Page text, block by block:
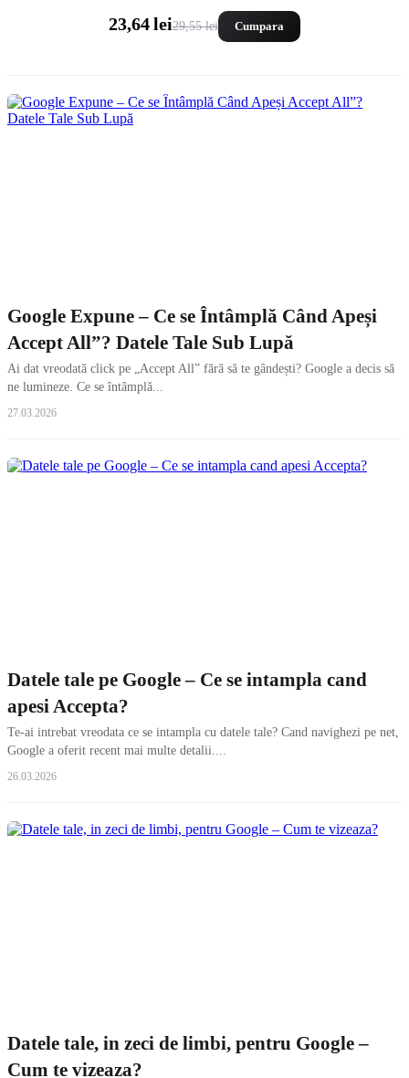
23,64 lei29,55 lei Cumpara
Google Expune – Ce se Întâmplă Când Apeși
Accept All”? Datele Tale Sub Lupă
Ai dat vreodată click pe „Accept All” fără să te gândești? Google a decis să
ne lumineze. Ce se întâmplă...
27.03.2026
Datele tale pe Google – Ce se intampla cand
apesi Accepta?
Te-ai intrebat vreodata ce se intampla cu datele tale? Cand navighezi pe net,
Google a oferit recent mai multe detalii....
26.03.2026
Datele tale, in zeci de limbi, pentru Google –
Cum te vizeaza?